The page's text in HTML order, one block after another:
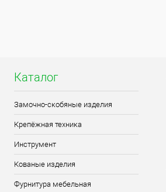
Каталог
Замочно-скобяные изделия
Крепёжная техника
Инструмент
Кованые изделия
Фурнитура мебельная